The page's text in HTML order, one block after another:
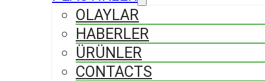
OLAYLAR
HABERLER
ÜRÜNLER
CONTACTS